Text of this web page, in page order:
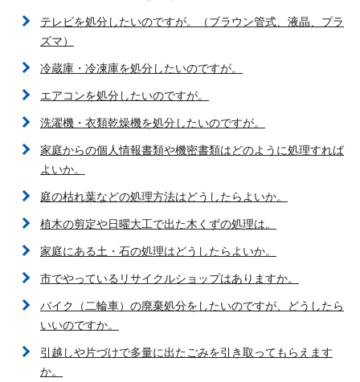
テレビを処分したいのですが。（ブラウン管式、液晶、プラ
ズマ）
冷蔵庫・冷凍庫を処分したいのですが。
エアコンを処分したいのですが。
洗濯機・衣類乾燥機を処分したいのですが。
家庭からの個人情報書類や機密書類はどのように処理すれば
よいか。
庭の枯れ葉などの処理方法はどうしたらよいか。
植木の剪定や日曜大工で出た木くずの処理は。
家庭にある土・石の処理はどうしたらよいか。
市でやっているリサイクルショップはありますか。
バイク（二輪車）の廃棄処分をしたいのですが、どうしたら
いいのですか。
引越しや片づけで多量に出たごみを引き取ってもらえます
か。